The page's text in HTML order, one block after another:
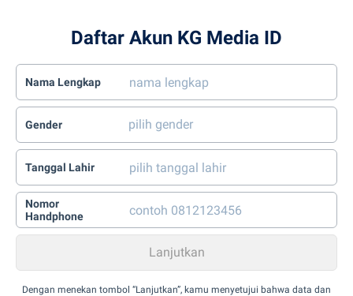
Daftar Akun KG Media ID
Nama Lengkap
Gender
Tanggal Lahir
Nomor
Handphone
Dengan menekan tombol “Lanjutkan”, kamu menyetujui bahwa data dan